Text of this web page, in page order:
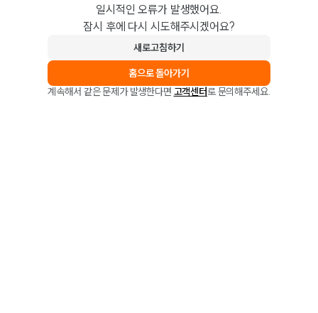
일시적인 오류가 발생했어요.
잠시 후에 다시 시도해주시겠어요?
새로고침하기
홈으로 돌아가기
계속해서 같은 문제가 발생한다면 고객센터로 문의해주세요.